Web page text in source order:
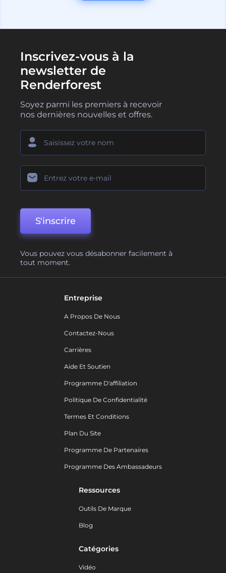
Inscrivez-vous à la
newsletter de
Renderforest
Soyez parmi les premiers à recevoir
nos dernières nouvelles et offres.
S'inscrire
Vous pouvez vous désabonner facilement à
tout moment.
Entreprise
A Propos De Nous
Contactez-Nous
Carrières
Aide Et Soutien
Programme D'affiliation
Politique De Confidentialité
Termes Et Conditions
Plan Du Site
Programme De Partenaires
Programme Des Ambassadeurs
Ressources
Outils De Marque
Blog
Catégories
Vidéo